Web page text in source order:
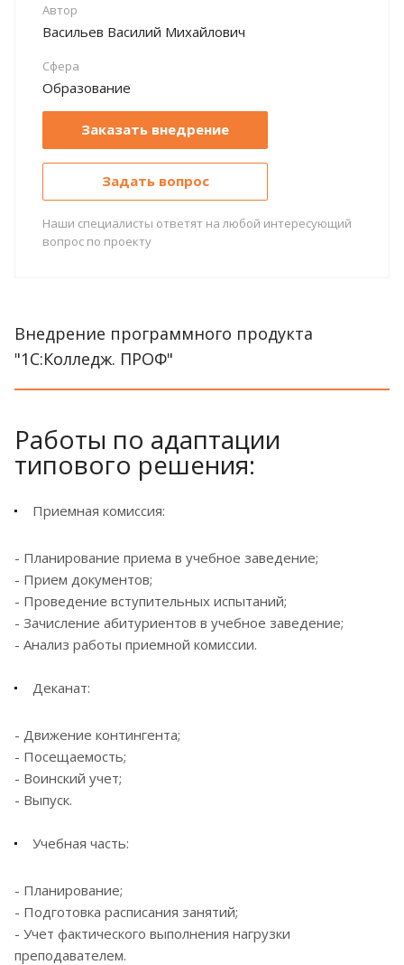
Автор
Васильев Василий Михайлович
Сфера
Образование
Заказать внедрение
Задать вопрос
Наши специалисты ответят на любой интересующий
вопрос по проекту
Внедрение программного продукта
"1С:Колледж. ПРОФ"
Работы по адаптации
типового решения:
Приемная комиссия:
- Планирование приема в учебное заведение;
- Прием документов;
- Проведение вступительных испытаний;
- Зачисление абитуриентов в учебное заведение;
- Анализ работы приемной комиссии.
Деканат:
- Движение контингента;
- Посещаемость;
- Воинский учет;
- Выпуск.
Учебная часть:
- Планирование;
- Подготовка расписания занятий;
- Учет фактического выполнения нагрузки
преподавателем.